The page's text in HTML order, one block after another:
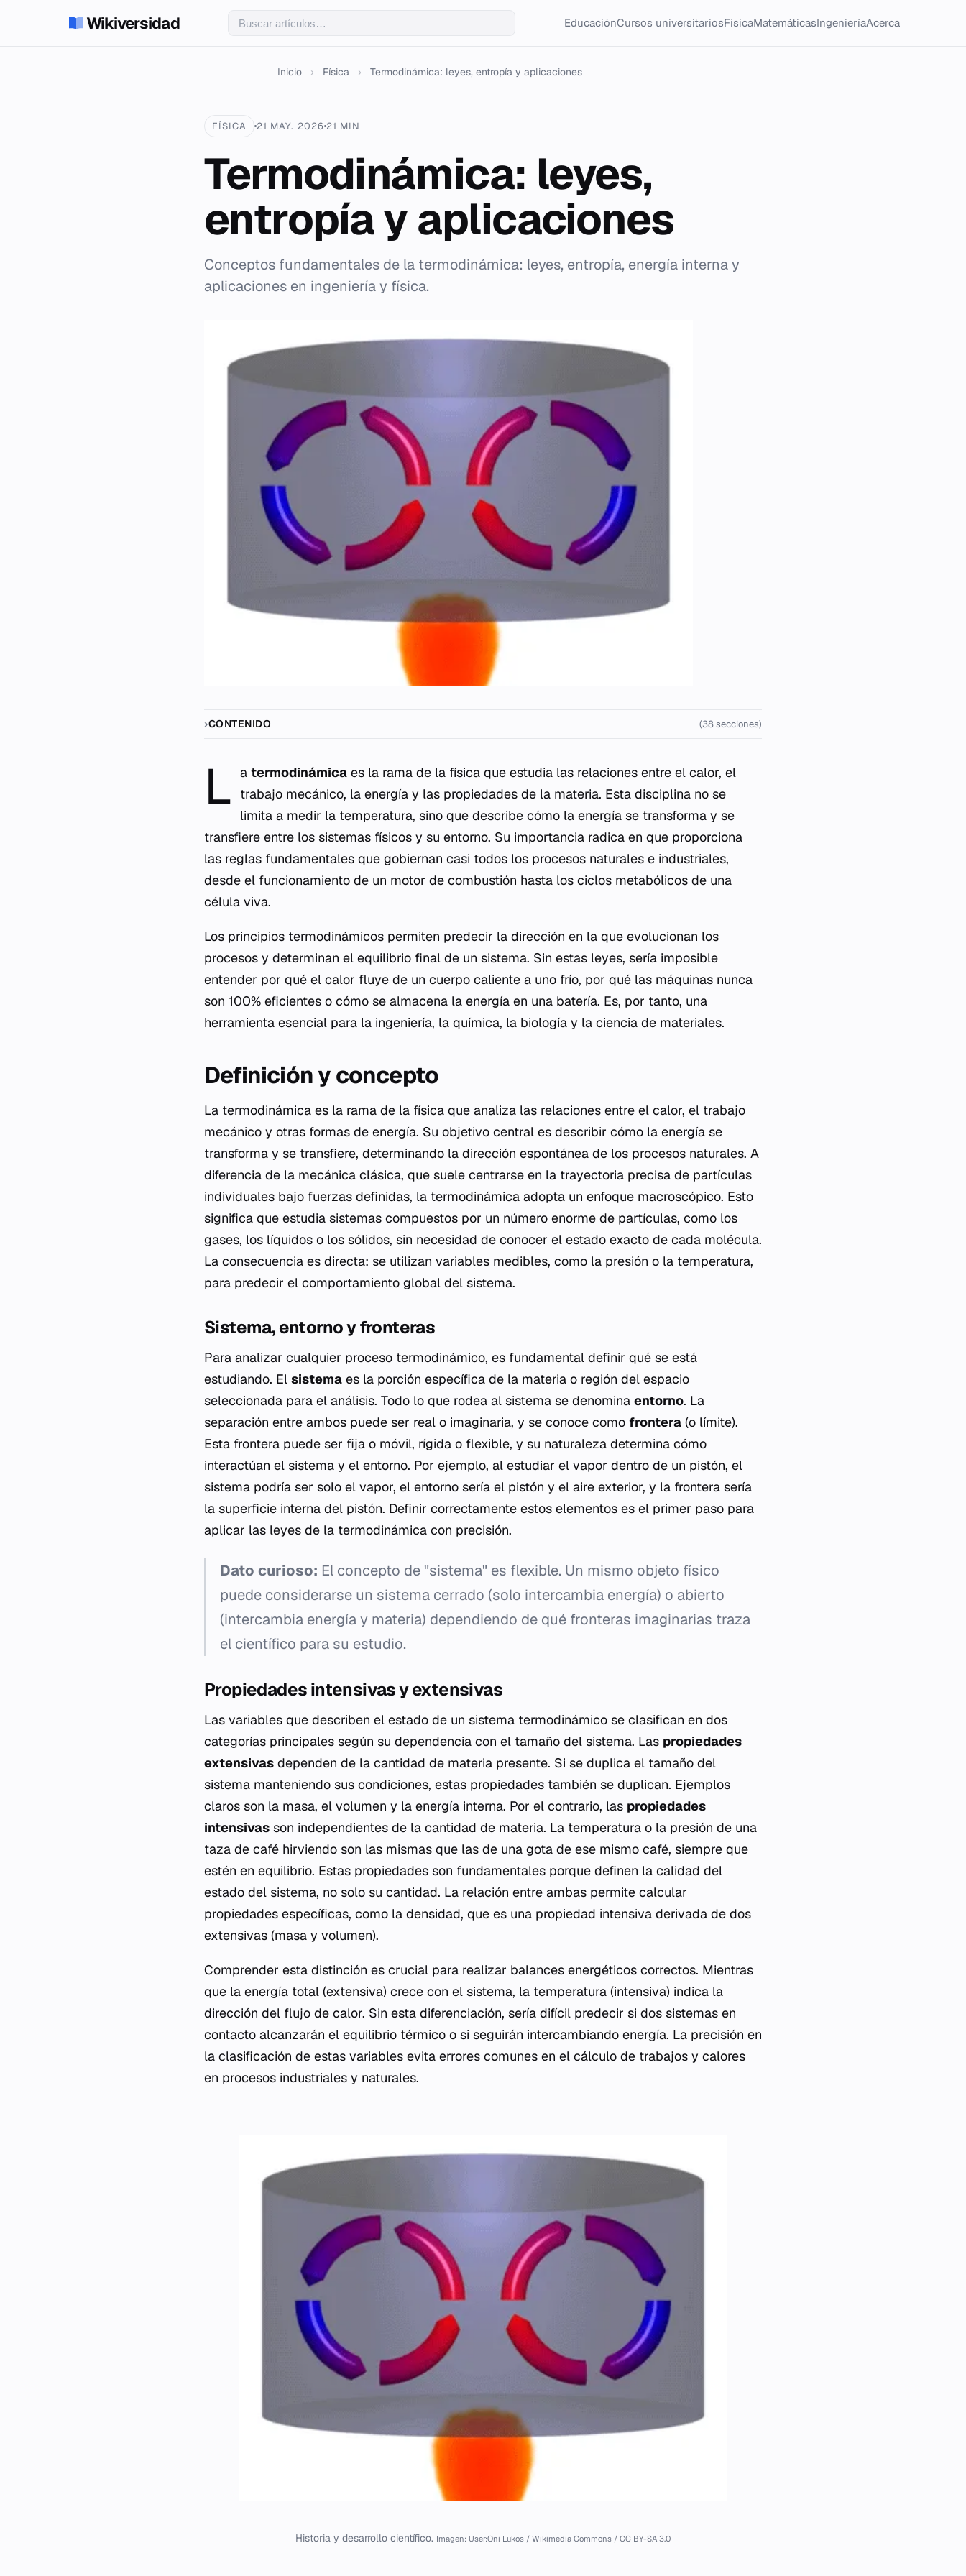
Wikiversidad EducaciónCursos universitariosFísicaMatemáticasIngenieríaAcerca
Inicio › Física › Termodinámica: leyes, entropía y aplicaciones
FÍSICA 21 MAY. 2026 21 MIN
Termodinámica: leyes,
entropía y aplicaciones
Conceptos fundamentales de la termodinámica: leyes, entropía, energía interna y
aplicaciones en ingeniería y física.
CONTENIDO (38 secciones)
L atermodinámica es la rama de la física que estudia las relaciones entre el calor, el
trabajo mecánico, la energía y las propiedades de la materia. Esta disciplina no se
limita a medir la temperatura, sino que describe cómo la energía se transforma y se
transfiere entre los sistemas físicos y su entorno. Su importancia radica en que proporciona
las reglas fundamentales que gobiernan casi todos los procesos naturales e industriales,
desde el funcionamiento de un motor de combustión hasta los ciclos metabólicos de una
célula viva.
Los principios termodinámicos permiten predecir la dirección en la que evolucionan los
procesos y determinan el equilibrio final de un sistema. Sin estas leyes, sería imposible
entender por qué el calor fluye de un cuerpo caliente a uno frío, por qué las máquinas nunca
son 100% eficientes o cómo se almacena la energía en una batería. Es, por tanto, una
herramienta esencial para la ingeniería, la química, la biología y la ciencia de materiales.
Definición y concepto
La termodinámica es la rama de la física que analiza las relaciones entre el calor, el trabajo
mecánico y otras formas de energía. Su objetivo central es describir cómo la energía se
transforma y se transfiere, determinando la dirección espontánea de los procesos naturales. A
diferencia de la mecánica clásica, que suele centrarse en la trayectoria precisa de partículas
individuales bajo fuerzas definidas, la termodinámica adopta un enfoque macroscópico. Esto
significa que estudia sistemas compuestos por un número enorme de partículas, como los
gases, los líquidos o los sólidos, sin necesidad de conocer el estado exacto de cada molécula.
La consecuencia es directa: se utilizan variables medibles, como la presión o la temperatura,
para predecir el comportamiento global del sistema.
Sistema, entorno y fronteras
Para analizar cualquier proceso termodinámico, es fundamental definir qué se está
estudiando. El sistema es la porción específica de la materia o región del espacio
seleccionada para el análisis. Todo lo que rodea al sistema se denomina entorno. La
separación entre ambos puede ser real o imaginaria, y se conoce como frontera (o límite).
Esta frontera puede ser fija o móvil, rígida o flexible, y su naturaleza determina cómo
interactúan el sistema y el entorno. Por ejemplo, al estudiar el vapor dentro de un pistón, el
sistema podría ser solo el vapor, el entorno sería el pistón y el aire exterior, y la frontera sería
la superficie interna del pistón. Definir correctamente estos elementos es el primer paso para
aplicar las leyes de la termodinámica con precisión.
Dato curioso: El concepto de "sistema" es flexible. Un mismo objeto físico
puede considerarse un sistema cerrado (solo intercambia energía) o abierto
(intercambia energía y materia) dependiendo de qué fronteras imaginarias traza
el científico para su estudio.
Propiedades intensivas y extensivas
Las variables que describen el estado de un sistema termodinámico se clasifican en dos
categorías principales según su dependencia con el tamaño del sistema. Las propiedades
extensivas dependen de la cantidad de materia presente. Si se duplica el tamaño del
sistema manteniendo sus condiciones, estas propiedades también se duplican. Ejemplos
claros son la masa, el volumen y la energía interna. Por el contrario, las propiedades
intensivas son independientes de la cantidad de materia. La temperatura o la presión de una
taza de café hirviendo son las mismas que las de una gota de ese mismo café, siempre que
estén en equilibrio. Estas propiedades son fundamentales porque definen la calidad del
estado del sistema, no solo su cantidad. La relación entre ambas permite calcular
propiedades específicas, como la densidad, que es una propiedad intensiva derivada de dos
extensivas (masa y volumen).
Comprender esta distinción es crucial para realizar balances energéticos correctos. Mientras
que la energía total (extensiva) crece con el sistema, la temperatura (intensiva) indica la
dirección del flujo de calor. Sin esta diferenciación, sería difícil predecir si dos sistemas en
contacto alcanzarán el equilibrio térmico o si seguirán intercambiando energía. La precisión en
la clasificación de estas variables evita errores comunes en el cálculo de trabajos y calores
en procesos industriales y naturales.
Historia y desarrollo científico. Imagen: User:Oni Lukos / Wikimedia Commons / CC BY-SA 3.0